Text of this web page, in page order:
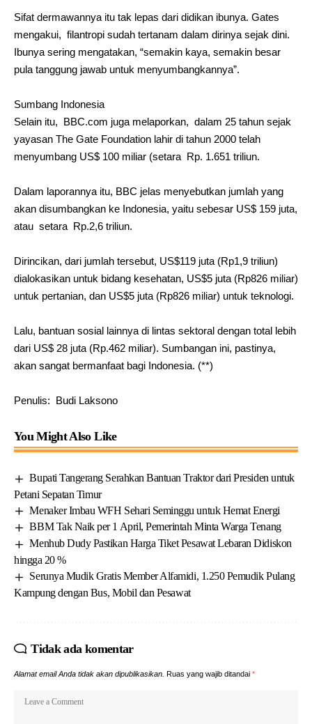
Sifat dermawannya itu tak lepas dari didikan ibunya. Gates
mengakui, filantropi sudah tertanam dalam dirinya sejak dini.
Ibunya sering mengatakan, “semakin kaya, semakin besar
pula tanggung jawab untuk menyumbangkannya”.
Sumbang Indonesia
Selain itu, BBC.com juga melaporkan, dalam 25 tahun sejak
yayasan The Gate Foundation lahir di tahun 2000 telah
menyumbang US$ 100 miliar (setara Rp. 1.651 triliun.
Dalam laporannya itu, BBC jelas menyebutkan jumlah yang
akan disumbangkan ke Indonesia, yaitu sebesar US$ 159 juta,
atau setara Rp.2,6 triliun.
Dirincikan, dari jumlah tersebut, US$119 juta (Rp1,9 triliun)
dialokasikan untuk bidang kesehatan, US$5 juta (Rp826 miliar)
untuk pertanian, dan US$5 juta (Rp826 miliar) untuk teknologi.
Lalu, bantuan sosial lainnya di lintas sektoral dengan total lebih
dari US$ 28 juta (Rp.462 miliar). Sumbangan ini, pastinya,
akan sangat bermanfaat bagi Indonesia. (**)
Penulis: Budi Laksono
You Might Also Like
Bupati Tangerang Serahkan Bantuan Traktor dari Presiden untuk
Petani Sepatan Timur
Menaker Imbau WFH Sehari Seminggu untuk Hemat Energi
BBM Tak Naik per 1 April, Pemerintah Minta Warga Tenang
Menhub Dudy Pastikan Harga Tiket Pesawat Lebaran Didiskon
hingga 20 %
Serunya Mudik Gratis Member Alfamidi, 1.250 Pemudik Pulang
Kampung dengan Bus, Mobil dan Pesawat
Tidak ada komentar
Alamat email Anda tidak akan dipublikasikan. Ruas yang wajib ditandai *